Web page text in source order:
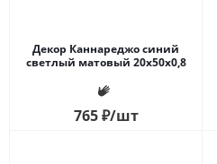
Декор Каннареджо синий
светлый матовый 20x50x0,8
765₽/шт